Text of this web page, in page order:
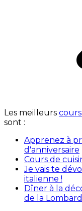
Les meilleurs
sont :
Apprenez à
d'anniversaire
Cours de
Je vais te
italienne !
Dîner à la
de la